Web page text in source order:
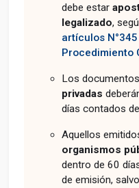
debe estar
legalizado,
artículos
Procedimiento
Los
privadas
días contados
Aquellos
organismos
dentro de 60
de emisión,